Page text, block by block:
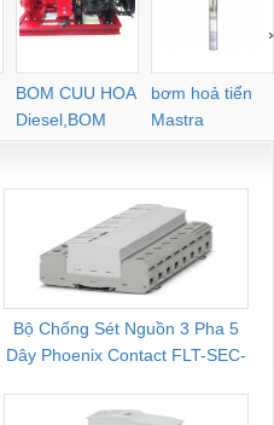
BOM CUU HOA
Diesel,BOM
CHUA CHAY
bơm hoả tiển
Mastra
›
Bộ Chống Sét Nguồn 3 Pha 5
Dây Phoenix Contact FLT-SEC-